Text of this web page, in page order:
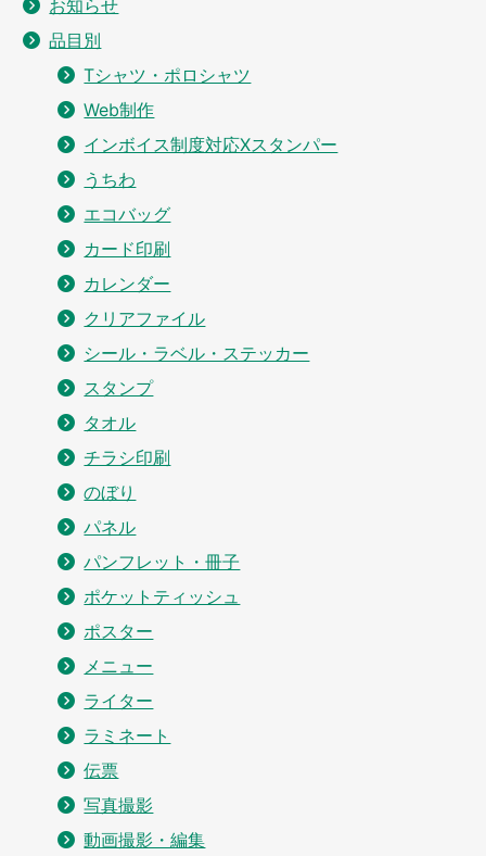
お知らせ
品目別
Tシャツ・ポロシャツ
Web制作
インボイス制度対応Xスタンパー
うちわ
エコバッグ
カード印刷
カレンダー
クリアファイル
シール・ラベル・ステッカー
スタンプ
タオル
チラシ印刷
のぼり
パネル
パンフレット・冊子
ポケットティッシュ
ポスター
メニュー
ライター
ラミネート
伝票
写真撮影
動画撮影・編集